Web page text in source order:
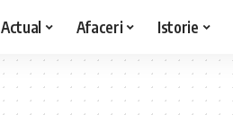
Actual Afaceri Istorie